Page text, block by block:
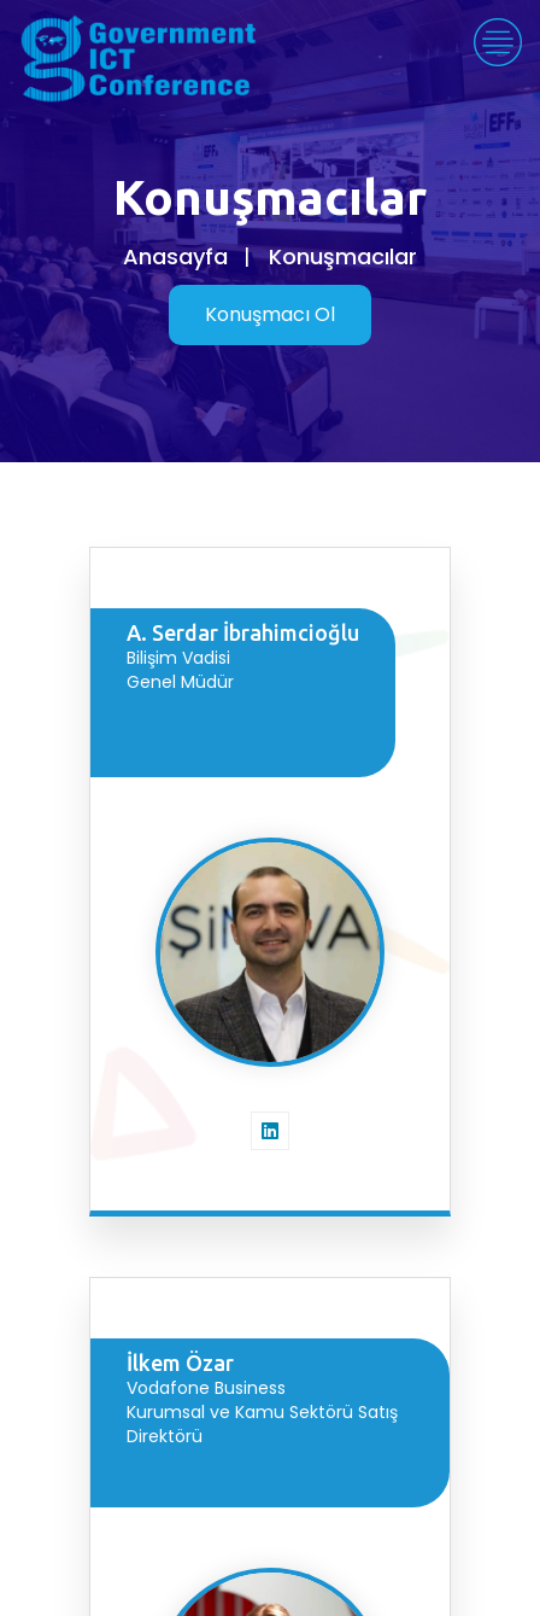
Konuşmacılar
Anasayfa Konuşmacılar
Konuşmacı Ol
A. Serdar İbrahimcioğlu
Bilişim Vadisi
Genel Müdür
İlkem Özar
Vodafone Business
Kurumsal ve Kamu Sektörü Satış
Direktörü